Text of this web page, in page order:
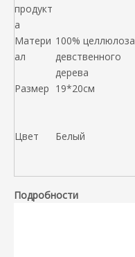
продукт
а
Матери
ал
100% целлюлоза
девственного
дерева
Размер 19*20см
Цвет
Белый
Подробности